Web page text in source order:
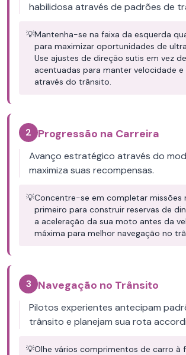
habilidosa através de padrões de
💡Mantenha-se na faixa da esquerda
para maximizar oportunidades de
Use ajustes de direção sutis em vez
acentuadas para manter velocidade
através do trânsito.
2 Progressão na Carreira
Avanço estratégico através do
maximiza suas recompensas.
💡Concentre-se em completar missões
primeiro para construir reservas de
a aceleração da sua moto antes da
máxima para melhor navegação no
3 Navegação no Trânsito
Pilotos experientes antecipam
trânsito e planejam sua rota
💡Olhe vários comprimentos de carro à